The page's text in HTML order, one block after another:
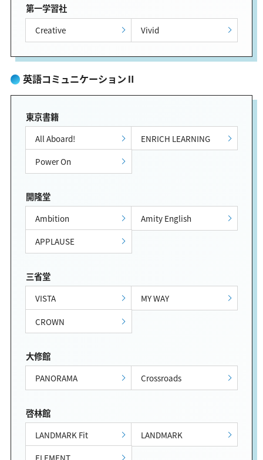
第一学習社
Creative Vivid
英語コミュニケーションⅡ
東京書籍
All Aboard!
ENRICH LEARNING
Power On
開隆堂
Ambition
Amity English
APPLAUSE
三省堂
VISTA
MY WAY
CROWN
大修館
PANORAMA Crossroads
啓林館
LANDMARK Fit
LANDMARK